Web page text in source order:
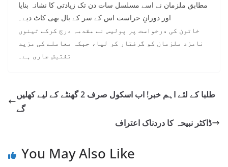
مطابق ملزمان نے اسے مسلسل سات دن تک زیادتی کا نشانہ بنایا
اور دورانِ حراست اس کے سر کے بال بھی کاٹ دیے۔
خاتون کی درخواست پر پولیس نے مقدمہ درج کرکے تینوں
نامزد ملزمان کو گرفتار کر لیا، جبکہ معاملے کی مزید
تفتیش جاری ہے۔
طلبا کے لئے اہم خبر! اب اسکول صرف 2 گھنٹے کے لیے کھلیں
گے
ڈاکٹر نبیحہ کا دردناک اعتراف
You May Also Like